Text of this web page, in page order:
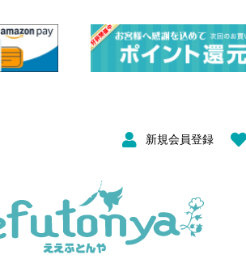
新規会員登録